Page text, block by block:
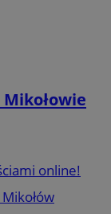
online!